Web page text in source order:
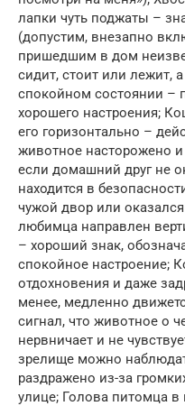
лапки чуть поджаты –
(допустим, внезапно
пришедшим в дом
сидит, стоит или лежит,
спокойном состоянии –
хорошего настроения;
его горизонтально –
животное насторожено
если домашний друг не
находится в
чужой двор или
любимца направлен
– хороший знак,
спокойное настроение;
отдохновения и даже
менее, медленно
сигнал, что животное о
нервничает и не
зрелище можно
раздражено из-за
улице; Голова питомца